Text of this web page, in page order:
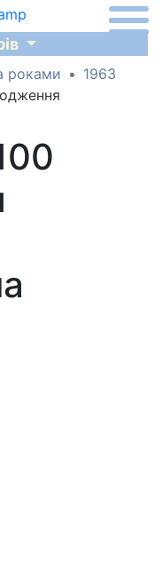
роками
1963